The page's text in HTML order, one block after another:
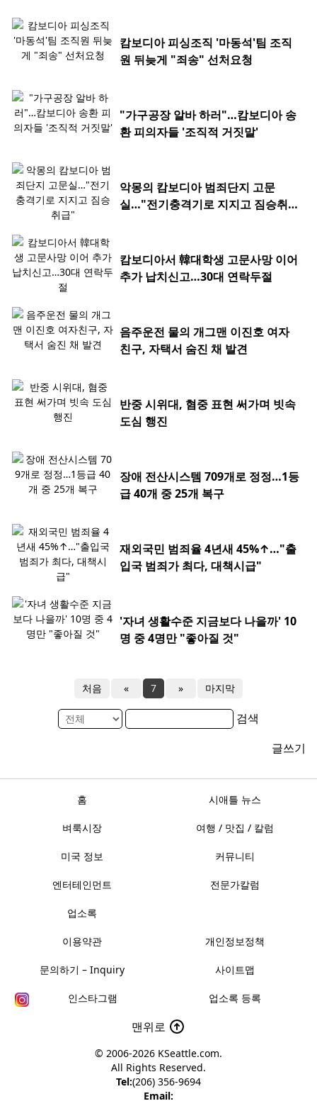
캄보디아 피싱조직 '마동석'팀 조직
원 뒤늦게 "죄송" 선처요청
"가구공장 알바 하러"…캄보디아 송
환 피의자들 '조직적 거짓말'
악몽의 캄보디아 범죄단지 고문
실…"전기충격기로 지지고 짐승취
캄보디아서 韓대학생 고문사망 이어
추가 납치신고…30대 연락두절
음주운전 물의 개그맨 이진호 여자
친구, 자택서 숨진 채 발견
반중 시위대, 혐중 표현 써가며 빗속
도심 행진
장애 전산시스템 709개로 정정…1등
급 40개 중 25개 복구
재외국민 범죄율 4년새 45%↑…"출
입국 범죄가 최다, 대책시급"
'자녀 생활수준 지금보다 나을까' 10
명 중 4명만 "좋아질 것"
처음 « 7 » 마지막
검색
글쓰기
홈 시애틀 뉴스
벼룩시장 여행 / 맛집 / 칼럼
미국 정보 커뮤니티
엔터테인먼트 전문가칼럼
업소록
이용약관 개인정보정책
문의하기 – Inquiry 사이트맵
인스타그램 업소록 등록
맨위로
© 2006-2026 KSeattle.com.
All Rights Reserved.
Tel:(206) 356-9694
Email: